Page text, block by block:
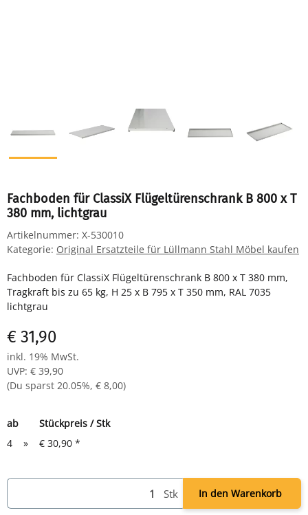
Fachboden für ClassiX Flügeltürenschrank B 800 x T
380 mm, lichtgrau
Artikelnummer: X-530010
Kategorie: Original Ersatzteile für Lüllmann Stahl Möbel kaufen
Fachboden für ClassiX Flügeltürenschrank B 800 x T 380 mm,
Tragkraft bis zu 65 kg, H 25 x B 795 x T 350 mm, RAL 7035
lichtgrau
€ 31,90
inkl. 19% MwSt.
UVP: € 39,90
(Du sparst 20.05%, € 8,00)
ab
Stückpreis / Stk
4
» € 30,90 *
Stk In den Warenkorb